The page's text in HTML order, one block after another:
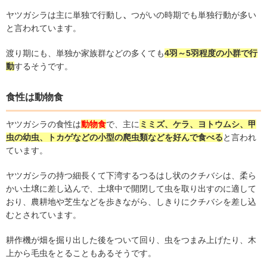
ヤツガシラは主に単独で行動し、 つがいの時期でも単独行動が多い
と言われています。
渡り期にも、単独か家族群などの多くても4羽～5羽程度の小群で行
動するそうです。
食性は動物食
ヤツガシラの食性は動物食で、主に ミミズ、ケラ、ヨトウムシ、甲
虫の幼虫、トカゲなどの小型の爬虫類などを好んで食べると言われ
ています。
ヤツガシラの持つ細長くて下湾するつるはし状のクチバシは、柔ら
かい土壌に差し込んで、土壌中で開閉して虫を取り出すのに適して
おり、農耕地や芝生などを歩きながら、しきりにクチバシを差し込
むとされています。
耕作機が畑を掘り出した後をついて回り、虫をつまみ上げたり、木
上から毛虫をとることもあるそうです。